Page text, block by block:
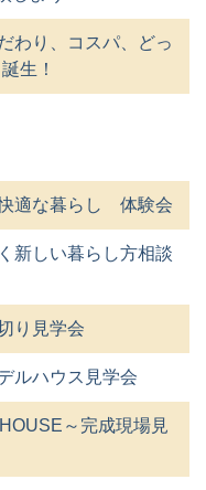
わり、コスパ、どっ
生！
快適な暮らし 体験会
新しい暮らし方相談
り見学会
ルハウス見学会
～完成現場見